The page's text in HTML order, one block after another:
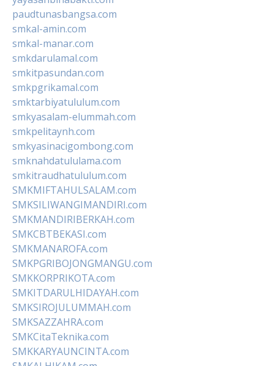
paudtunasbangsa.com
smkal-amin.com
smkal-manar.com
smkdarulamal.com
smkitpasundan.com
smkpgrikamal.com
smktarbiyatululum.com
smkyasalam-elummah.com
smkpelitaynh.com
smkyasinacigombong.com
smknahdatululama.com
smkitraudhatululum.com
SMKMIFTAHULSALAM.com
SMKSILIWANGIMANDIRI.com
SMKMANDIRIBERKAH.com
SMKCBTBEKASI.com
SMKMANAROFA.com
SMKPGRIBOJONGMANGU.com
SMKKORPRIKOTA.com
SMKITDARULHIDAYAH.com
SMKSIROJULUMMAH.com
SMKSAZZAHRA.com
SMKCitaTeknika.com
SMKKARYAUNCINTA.com